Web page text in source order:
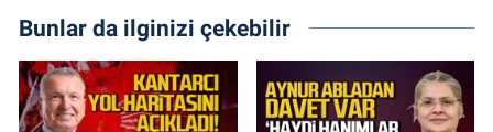
Bunlar da ilginizi çekebilir